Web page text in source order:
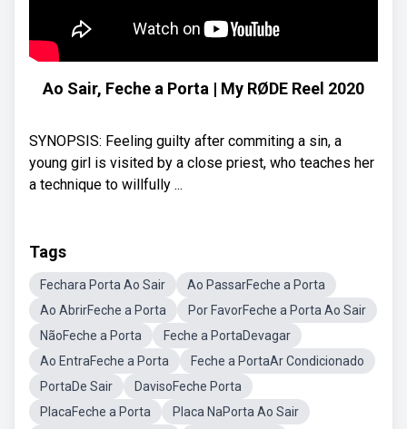
Ao Sair, Feche a Porta | My RØDE Reel 2020
SYNOPSIS: Feeling guilty after commiting a sin, a
young girl is visited by a close priest, who teaches her
a technique to willfully ...
Tags
Fechara Porta Ao Sair
Ao PassarFeche a Porta
Ao AbrirFeche a Porta
Por FavorFeche a Porta Ao Sair
NãoFeche a Porta
Feche a PortaDevagar
Ao EntraFeche a Porta
Feche a PortaAr Condicionado
PortaDe Sair
DavisoFeche Porta
PlacaFeche a Porta
Placa NaPorta Ao Sair